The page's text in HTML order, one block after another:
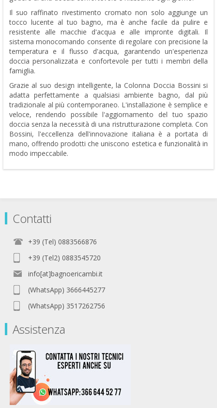
Il suo raffinato rivestimento cromato non solo aggiunge un
tocco lucente al tuo bagno, ma è anche facile da pulire e
resistente alle macchie d'acqua e alle impronte digitali. Il
sistema monocomando consente di regolare con precisione la
temperatura e il flusso d'acqua, garantendo un'esperienza
doccia personalizzata e confortevole per tutti i membri della
famiglia.
Grazie al suo design intelligente, la Colonna Doccia Bossini si
adatta perfettamente a qualsiasi ambiente bagno, dal più
tradizionale al più contemporaneo. L'installazione è semplice e
veloce, rendendo possibile l'aggiornamento del tuo spazio
doccia senza la necessità di una ristrutturazione completa. Con
Bossini, l'eccellenza dell'innovazione italiana è a portata di
mano, offrendo prodotti che uniscono estetica e funzionalità in
modo impeccabile.
Contatti
+39 (Tel) 0883566876
+39 (Tel2) 0883545720
info[at]bagnoericambi.it
(WhatsApp) 3666445277
(WhatsApp) 3517262756
Assistenza